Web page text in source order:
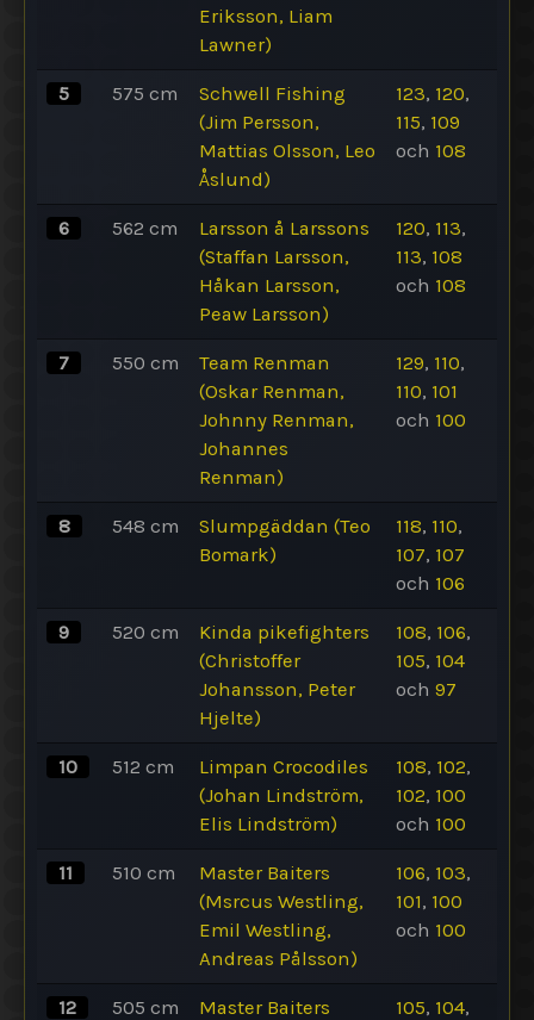
Eriksson, Liam
Lawner)
5 575 cm
Schwell Fishing
(Jim Persson,
Mattias Olsson, Leo
Åslund)
123, 120,
115, 109
och 108
6 562 cm
Larsson å Larssons
(Staffan Larsson,
Håkan Larsson,
Peaw Larsson)
120, 113,
113, 108
och 108
7 550 cm
Team Renman
(Oskar Renman,
Johnny Renman,
Johannes
Renman)
129, 110,
110, 101
och 100
8 548 cm
Slumpgäddan (Teo
Bomark)
118, 110,
107, 107
och 106
9 520 cm
Kinda pikefighters
(Christoffer
Johansson, Peter
Hjelte)
108, 106,
105, 104
och 97
10 512 cm
Limpan Crocodiles
(Johan Lindström,
Elis Lindström)
108, 102,
102, 100
och 100
11 510 cm
Master Baiters
(Msrcus Westling,
Emil Westling,
Andreas Pålsson)
106, 103,
101, 100
och 100
12 505 cm
Master Baiters
105, 104,